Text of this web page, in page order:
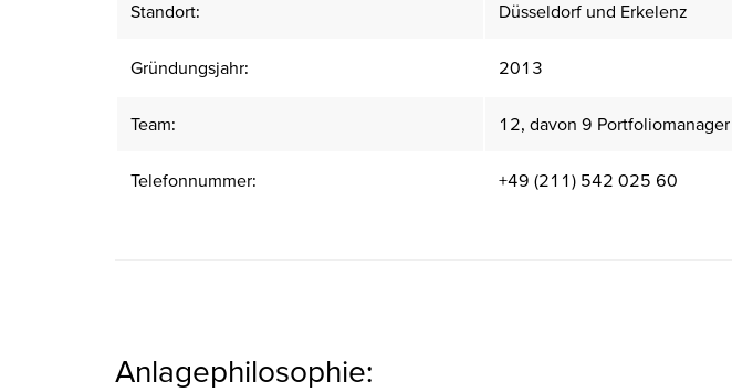
Standort: Düsseldorf und Erkelenz
Gründungsjahr: 2013
Team: 12, davon 9 Portfoliomanager
Telefonnummer: +49 (211) 542 025 60
Anlagephilosophie: